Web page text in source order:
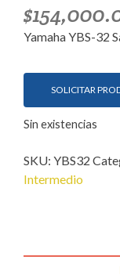
$
Yamaha YBS-32
SOLICITAR
Sin existencias
SKU: YBS32
Intermedio